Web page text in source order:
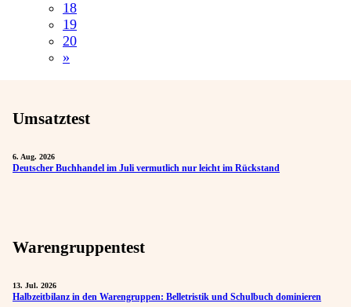
18
19
20
»
Umsatztest
6. Aug. 2026
Deutscher Buchhandel im Juli vermutlich nur leicht im Rückstand
Warengruppentest
13. Jul. 2026
Halbzeitbilanz in den Warengruppen: Belletristik und Schulbuch dominieren